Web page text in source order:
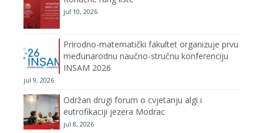
e
jul 10, 2026
Prirodno-matematički fakultet organizuje prvu
međunarodnu naučno-stručnu konferenciju
INSAM 2026
jul 9, 2026
Održan drugi forum o cvjetanju algi i
eutrofikaciji jezera Modrac
jul 8, 2026